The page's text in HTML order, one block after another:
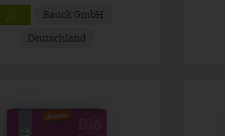
Bauck GmbH
Deutschland